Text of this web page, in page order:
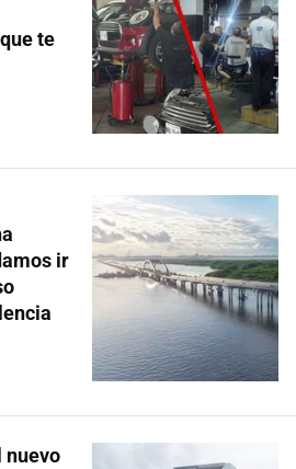
te
ir
nuevo